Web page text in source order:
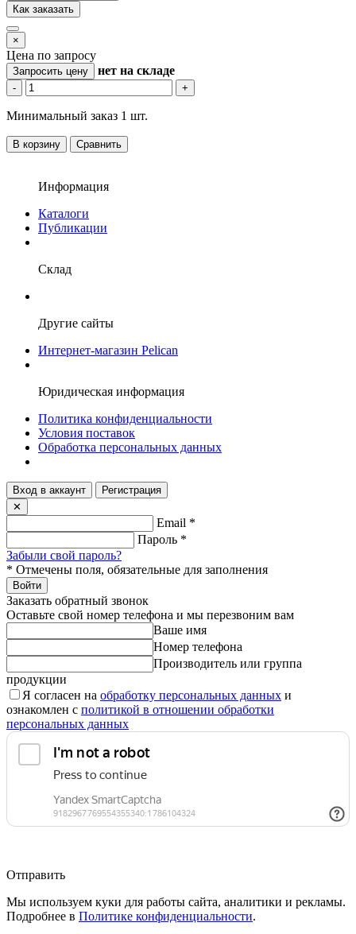
Как заказать
×
Цена по запросу
Запросить цену нет на складе
- +
Минимальный заказ 1 шт.
В корзину Сравнить
Информация
Каталоги
Публикации
Склад
Другие сайты
Интернет-магазин Pelican
Юридическая информация
Политика конфиденциальности
Условия поставок
Обработка персональных данных
Вход в аккаунт
Регистрация
✕
Email *
Пароль *
Забыли свой пароль?
* Отмечены поля, обязательные для заполнения
Войти
Заказать обратный звонок
Оставьте свой номер телефона и мы перезвоним вам
Ваше имя
Номер телефона
Производитель или группа
продукции
Я согласен на обработку персональных данных и
ознакомлен с политикой в отношении обработки
персональных данных
Отправить
Мы используем куки для работы сайта, аналитики и рекламы.
Подробнее в Политике конфиденциальности.